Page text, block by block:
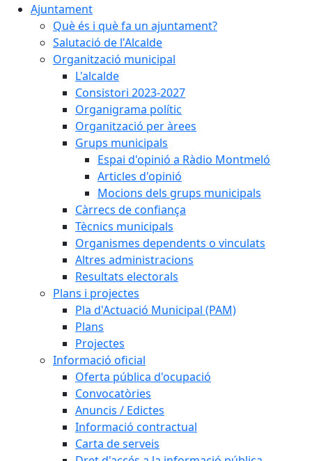
Ajuntament
Què és i què fa un ajuntament?
Salutació de l'Alcalde
Organització municipal
L'alcalde
Consistori 2023-2027
Organigrama polític
Organització per àrees
Grups municipals
Espai d'opinió a Ràdio Montmeló
Articles d'opinió
Mocions dels grups municipals
Càrrecs de confiança
Tècnics municipals
Organismes dependents o vinculats
Altres administracions
Resultats electorals
Plans i projectes
Pla d'Actuació Municipal (PAM)
Plans
Projectes
Informació oficial
Oferta pública d'ocupació
Convocatòries
Anuncis / Edictes
Informació contractual
Carta de serveis